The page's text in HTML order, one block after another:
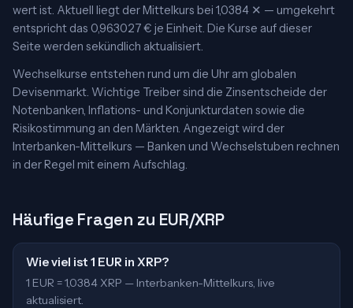
wert ist. Aktuell liegt der Mittelkurs bei 1,0384 ✕ — umgekehrt
entspricht das 0,963027 € je Einheit. Die Kurse auf dieser
Seite werden sekündlich aktualisiert.
Wechselkurse entstehen rund um die Uhr am globalen
Devisenmarkt. Wichtige Treiber sind die Zinsentscheide der
Notenbanken, Inflations- und Konjunkturdaten sowie die
Risikostimmung an den Märkten. Angezeigt wird der
Interbanken-Mittelkurs — Banken und Wechselstuben rechnen
in der Regel mit einem Aufschlag.
Häufige Fragen zu EUR/XRP
Wie viel ist 1 EUR in XRP?
1 EUR = 1,0384 XRP — Interbanken-Mittelkurs, live
aktualisiert.